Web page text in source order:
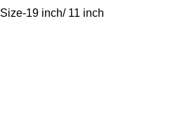
19 inch/ 11 inch